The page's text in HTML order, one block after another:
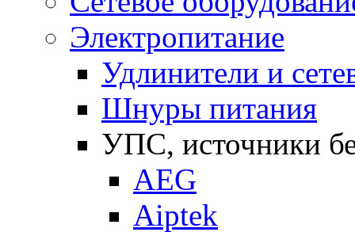
Электропитание
Удлинители и
Шнуры питания
УПС, источники
AEG
Aiptek